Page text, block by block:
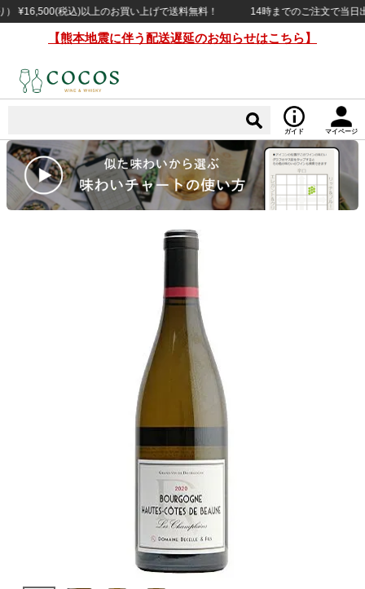
税込)以上のお買い上げで送料無料！ 14時までのご注文で当日出
【熊本地震に伴う配送遅延のお知らせはこちら】
ガイド マイページ